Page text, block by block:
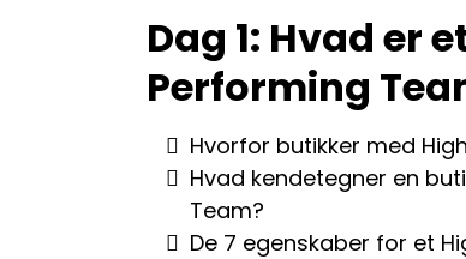
Dag 1: Hvad er
Performing
Hvorfor butikker med
Hvad kendetegner en
Team?
De 7 egenskaber for et